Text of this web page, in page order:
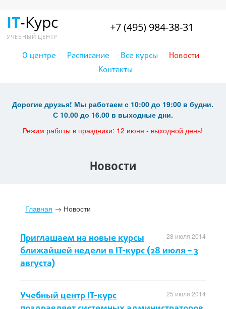
IT-Курс
УЧЕБНЫЙ ЦЕНТР
О центре Расписание Все курсы
Новости
Контакты
+7 (495) 984-38-31
Дорогие друзья! Мы работаем с 10:00 до 19:00 в будни.
С 10.00 до 16.00 в выходные дни.
Режим работы в праздники: 12 июня - выходной день!
Новости
Главная → Новости
28 июля 2014
Приглашаем на новые курсы
ближайшей недели в IT-курс (28 июля – 3
августа)
25 июля 2014
Учебный центр IT-курс